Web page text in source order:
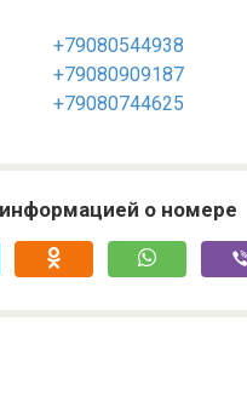
+79080544938
+79080909187
+79080744625
о номере